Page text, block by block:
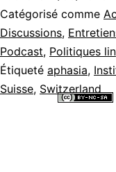
Catégorisé comme
Discussions,
Podcast, Politiques
Étiqueté aphasia,
Suisse, Switzerland